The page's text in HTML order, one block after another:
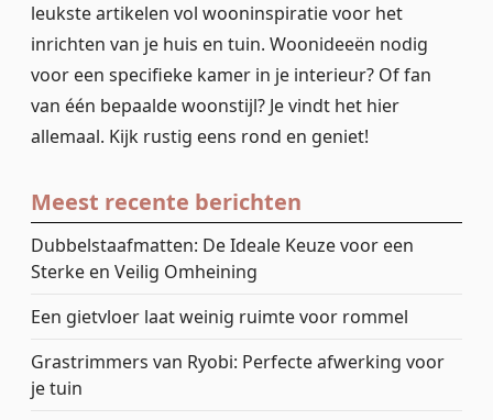
leukste artikelen vol wooninspiratie voor het
inrichten van je huis en tuin. Woonideeën nodig
voor een specifieke kamer in je interieur? Of fan
van één bepaalde woonstijl? Je vindt het hier
allemaal. Kijk rustig eens rond en geniet!
Meest recente berichten
Dubbelstaafmatten: De Ideale Keuze voor een
Sterke en Veilig Omheining
Een gietvloer laat weinig ruimte voor rommel
Grastrimmers van Ryobi: Perfecte afwerking voor
je tuin